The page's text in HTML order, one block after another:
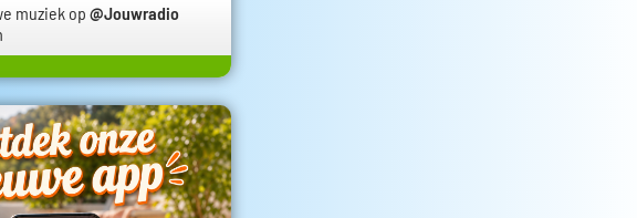
muziek op @Jouwradio